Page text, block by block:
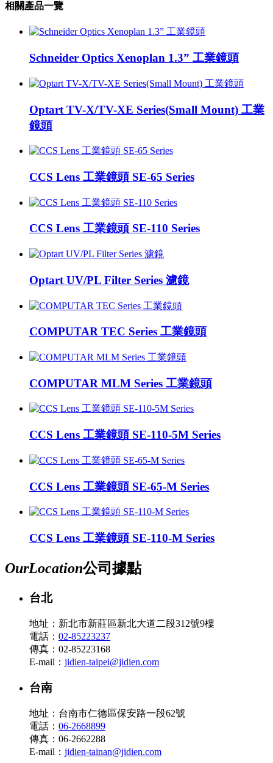
相關產品一覽
Schneider Optics Xenoplan 1.3” 工業鏡頭
Optart TV-X/TV-XE Series(Small Mount) 工業
鏡頭
CCS Lens 工業鏡頭 SE-65 Series
CCS Lens 工業鏡頭 SE-110 Series
Optart UV/PL Filter Series 濾鏡
COMPUTAR TEC Series 工業鏡頭
COMPUTAR MLM Series 工業鏡頭
CCS Lens 工業鏡頭 SE-110-5M Series
CCS Lens 工業鏡頭 SE-65-M Series
CCS Lens 工業鏡頭 SE-110-M Series
OurLocation公司據點
台北
地址：新北市新莊區新北大道二段312號9樓
電話： 02-85223237
傳真：02-85223168
E-mail： jidien-taipei@jidien.com
台南
地址：台南市仁德區保安路一段62號
電話： 06-2668899
傳真：06-2662288
E-mail： jidien-tainan@jidien.com